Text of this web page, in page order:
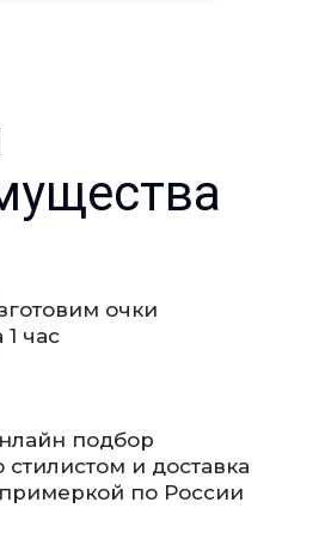
очки
1 час
подбор
стилистом и доставка
по России